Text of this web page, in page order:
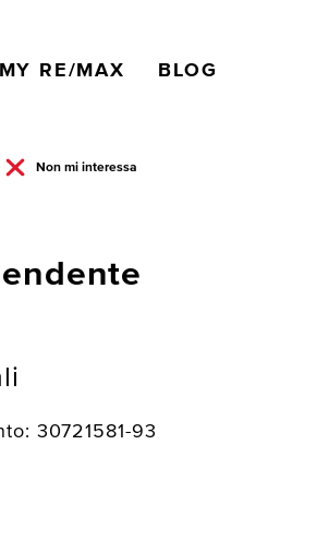
MY RE/MAX BLOG
Non mi interessa
30721581-93